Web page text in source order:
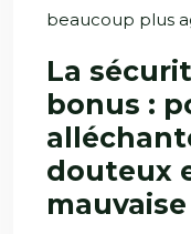
beaucoup plus
La
bonus :
douteux